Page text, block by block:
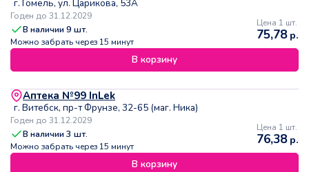
г. Гомель, ул. Царикова, 53А
Годен до 31.12.2029
В наличии9 шт.
Можно забрать через 15 минут
Цена 1 шт.
75,78р.
В корзину
Аптека №99 InLek
г. Витебск, пр-т Фрунзе, 32-65 (маг. Ника)
Годен до 31.12.2029
В наличии3 шт.
Можно забрать через 15 минут
Цена 1 шт.
76,38р.
В корзину